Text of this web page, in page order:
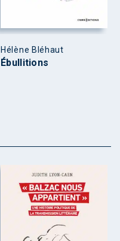
Hélène Bléhaut
Ébullitions